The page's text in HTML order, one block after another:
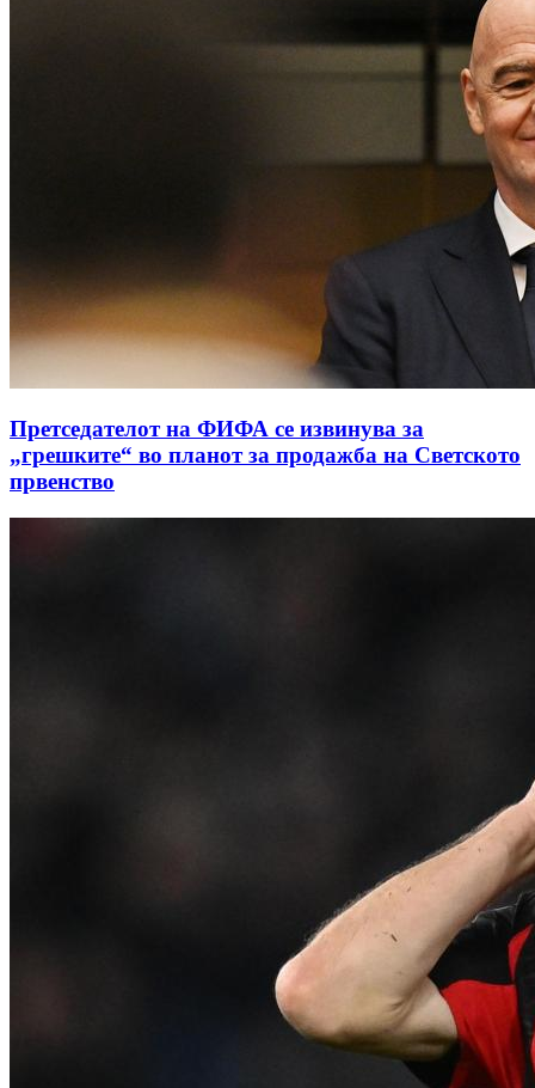
Претседателот на ФИФА се извинува за
„грешките“ во планот за продажба на Светското
првенство